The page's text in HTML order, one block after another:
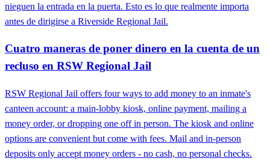
nieguen la entrada en la puerta. Esto es lo que realmente importa
antes de dirigirse a Riverside Regional Jail.
Cuatro maneras de poner dinero en la cuenta de un
recluso en RSW Regional Jail
RSW Regional Jail offers four ways to add money to an inmate's
canteen account: a main-lobby kiosk, online payment, mailing a
money order, or dropping one off in person. The kiosk and online
options are convenient but come with fees. Mail and in-person
deposits only accept money orders - no cash, no personal checks.